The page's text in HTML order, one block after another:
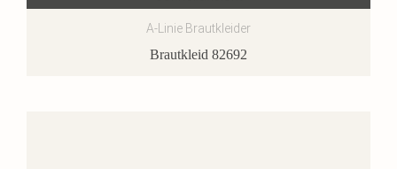
A-Linie Brautkleider
Brautkleid 82692